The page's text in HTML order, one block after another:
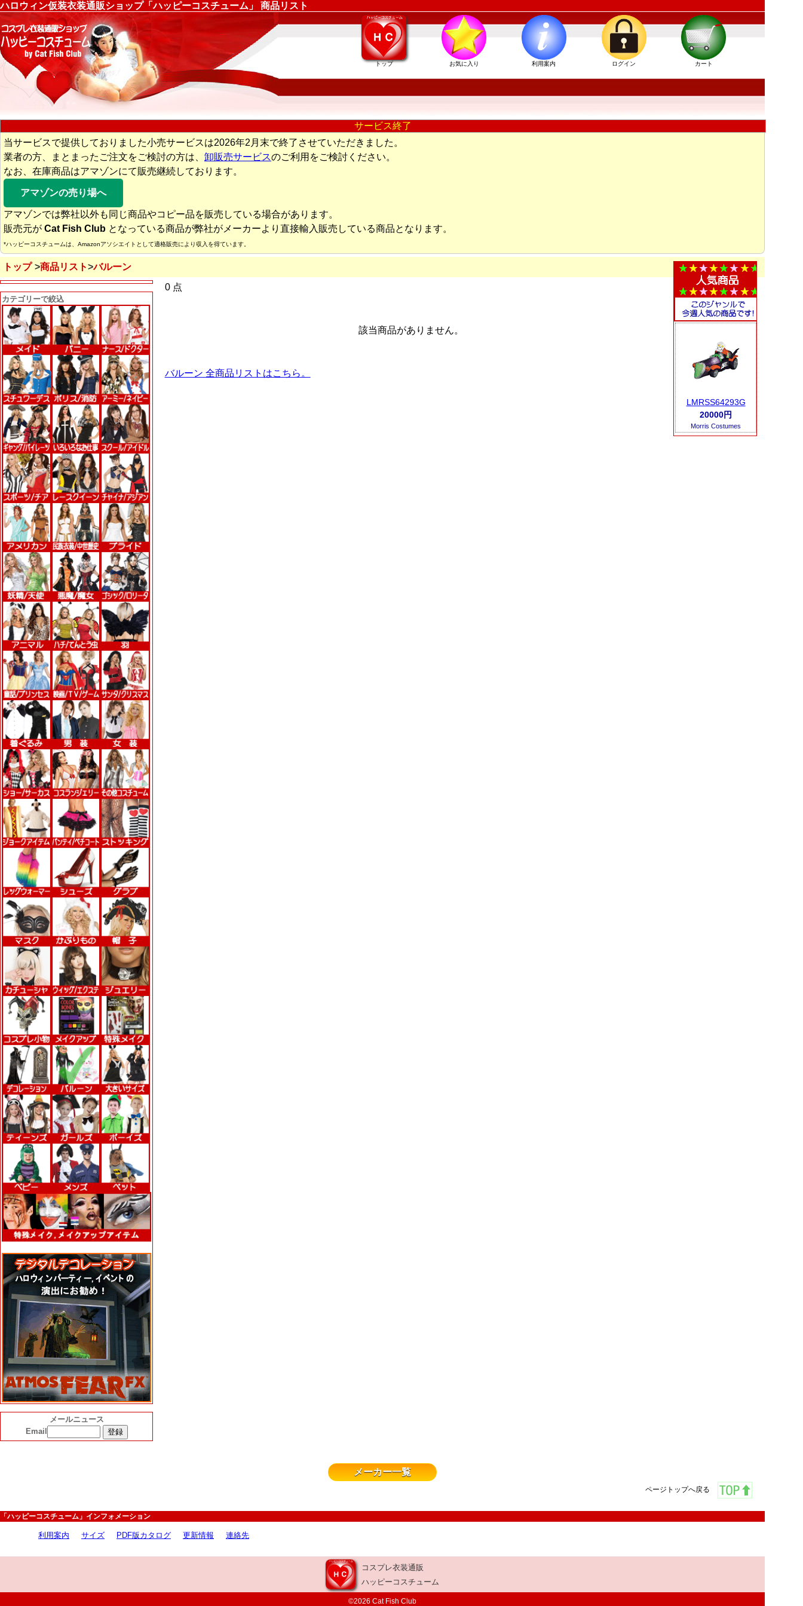
ハロウィン仮装衣装通販ショップ「ハッピーコスチューム」 商品リスト
トップ お気に入り 利用案内 ログイン カート
サービス終了
当サービスで提供しておりました小売サービスは2026年2月末で終了させていただきました。
業者の方、まとまったご注文をご検討の方は、 卸販売サービスのご利用をご検討ください。
なお、在庫商品はアマゾンにて販売継続しております。
アマゾンの売り場へ
アマゾンでは弊社以外も同じ商品やコピー品を販売している場合があります。
販売元が Cat Fish Club となっている商品が弊社がメーカーより直接輸入販売している商品となります。
*ハッピーコスチュームは、Amazonアソシエイトとして適格販売により収入を得ています。
トップ 商品リスト バルーン
カテゴリーで絞込
メールニュース
Email
0 点
該当商品がありません。
バルーン 全商品リストはこちら。
LMRSS64293G
20000円
Morris Costumes
メーカー一覧
ページトップへ戻る
「ハッピーコスチューム」インフォメーション
利用案内 サイズ PDF版カタログ 更新情報 連絡先
コスプレ衣装通販
ハッピーコスチューム
©2026 Cat Fish Club